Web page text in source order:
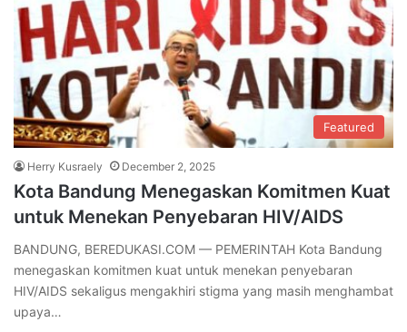
Featured
Herry Kusraely December 2, 2025
Kota Bandung Menegaskan Komitmen Kuat
untuk Menekan Penyebaran HIV/AIDS
BANDUNG, BEREDUKASI.COM — PEMERINTAH Kota Bandung
menegaskan komitmen kuat untuk menekan penyebaran
HIV/AIDS sekaligus mengakhiri stigma yang masih menghambat
upaya…